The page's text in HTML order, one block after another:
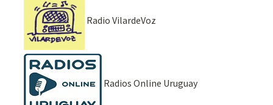
Radio VilardeVoz
Radios Online Uruguay